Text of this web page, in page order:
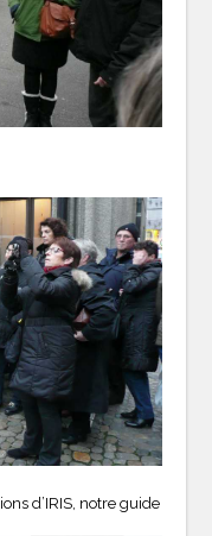
d’IRIS, notre guide